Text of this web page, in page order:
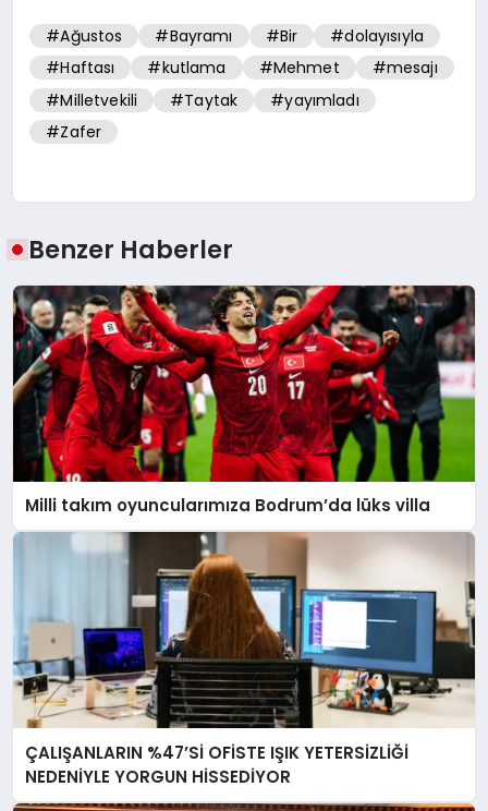
#Ağustos #Bayramı #Bir
#dolayısıyla
#Haftası
#kutlama #Mehmet
#mesajı
#Milletvekili
#Taytak
#yayımladı
#Zafer
Benzer Haberler
Milli takım oyuncularımıza Bodrum’da lüks villa
ÇALIŞANLARIN %47’Sİ OFİSTE IŞIK YETERSİZLİĞİ
NEDENİYLE YORGUN HİSSEDİYOR